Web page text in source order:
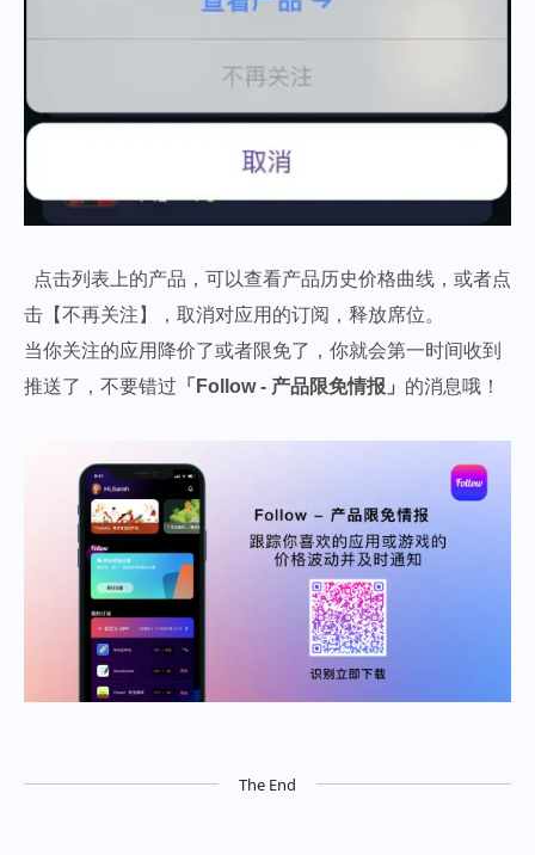
点击列表上的产品，可以查看产品历史价格曲线，或者点
击【不再关注】，取消对应用的订阅，释放席位。
当你关注的应用降价了或者限免了，你就会第一时间收到
推送了，不要错过 「Follow - 产品限免情报」 的消息哦！
The End